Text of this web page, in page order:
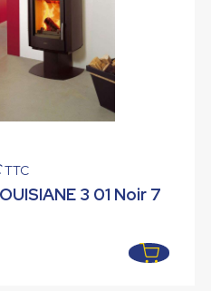
Le
prix
TTC
3 01 Noir 7